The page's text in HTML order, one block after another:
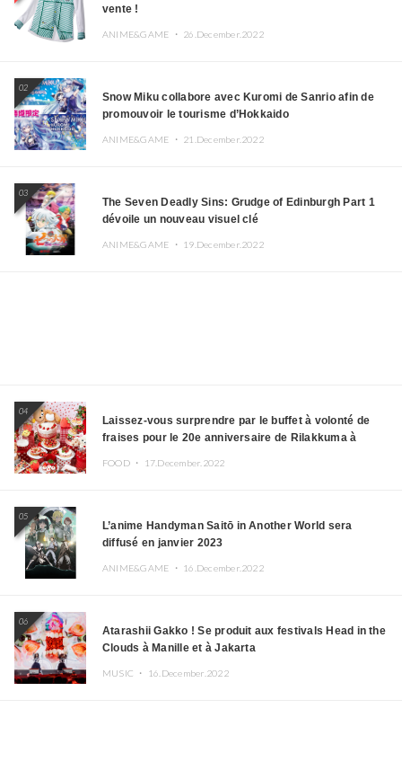
vente !
ANIME&GAME ・ 26.December.2022
02
Snow Miku collabore avec Kuromi de Sanrio afin de
promouvoir le tourisme d’Hokkaido
ANIME&GAME ・ 21.December.2022
03
The Seven Deadly Sins: Grudge of Edinburgh Part 1
dévoile un nouveau visuel clé
ANIME&GAME ・ 19.December.2022
04
Laissez-vous surprendre par le buffet à volonté de
fraises pour le 20e anniversaire de Rilakkuma à
FOOD ・ 17.December.2022
05
L’anime Handyman Saitō in Another World sera
diffusé en janvier 2023
ANIME&GAME ・ 16.December.2022
06
Atarashii Gakko ! Se produit aux festivals Head in the
Clouds à Manille et à Jakarta
MUSIC ・ 16.December.2022